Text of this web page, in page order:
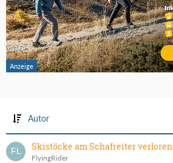
Autor
Skistöcke am Schafreiter verloren
FlyingRider